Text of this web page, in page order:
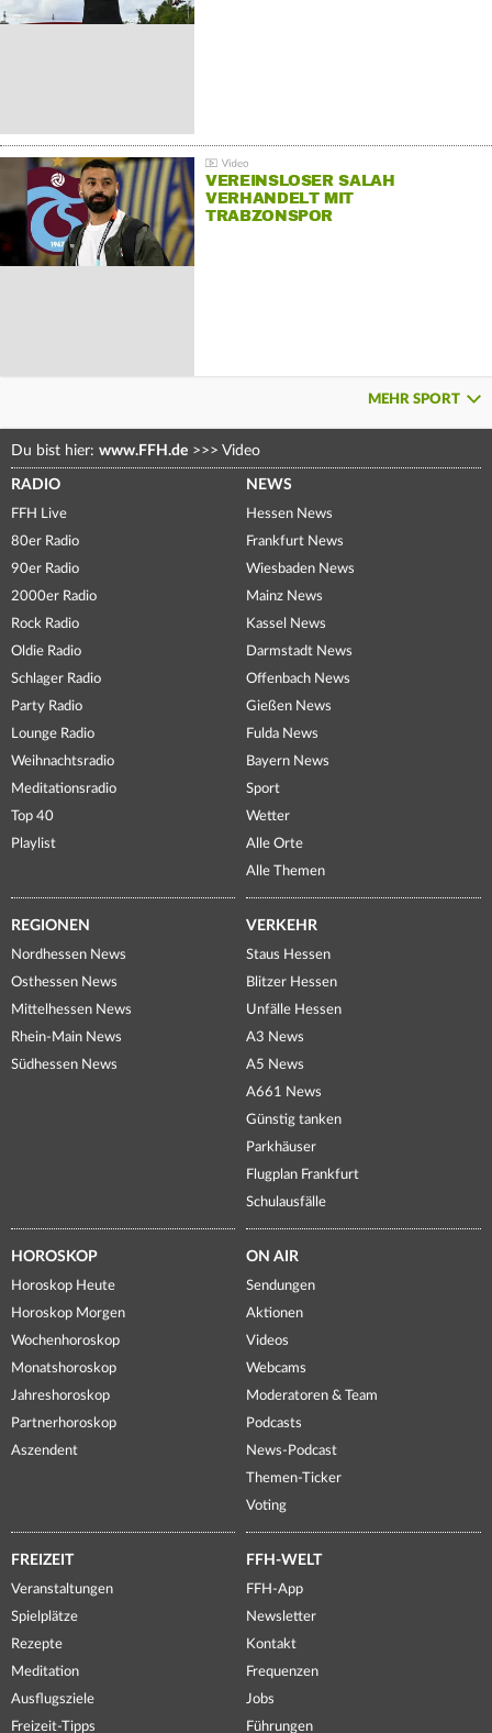
VEREINSLOSER SALAH
VERHANDELT MIT
TRABZONSPOR
MEHR SPORT
Du bist hier: www.FFH.de >>> Video
RADIO
FFH Live
80er Radio
90er Radio
2000er Radio
Rock Radio
Oldie Radio
Schlager Radio
Party Radio
Lounge Radio
Weihnachtsradio
Meditationsradio
Top 40
Playlist
NEWS
Hessen News
Frankfurt News
Wiesbaden News
Mainz News
Kassel News
Darmstadt News
Offenbach News
Gießen News
Fulda News
Bayern News
Sport
Wetter
Alle Orte
Alle Themen
REGIONEN
Nordhessen News
Osthessen News
Mittelhessen News
Rhein-Main News
Südhessen News
VERKEHR
Staus Hessen
Blitzer Hessen
Unfälle Hessen
A3 News
A5 News
A661 News
Günstig tanken
Parkhäuser
Flugplan Frankfurt
Schulausfälle
HOROSKOP
Horoskop Heute
Horoskop Morgen
Wochenhoroskop
Monatshoroskop
Jahreshoroskop
Partnerhoroskop
Aszendent
ON AIR
Sendungen
Aktionen
Videos
Webcams
Moderatoren & Team
Podcasts
News-Podcast
Themen-Ticker
Voting
FREIZEIT
Veranstaltungen
Spielplätze
Rezepte
Meditation
Ausflugsziele
Freizeit-Tipps
FFH-WELT
FFH-App
Newsletter
Kontakt
Frequenzen
Jobs
Führungen